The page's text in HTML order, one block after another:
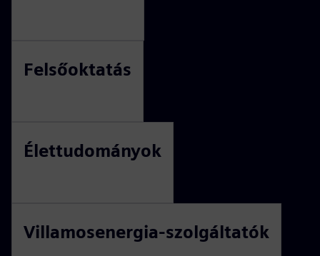
Felsőoktatás
Élettudományok
Villamosenergia-szolgáltatók